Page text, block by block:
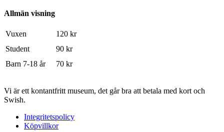
Allmän visning
Vuxen
120 kr
Student
90 kr
Barn 7-18 år
70 kr
Vi är ett kontantfritt museum, det går bra att betala med kort och
Swish.
Integritetspolicy
Köpvillkor